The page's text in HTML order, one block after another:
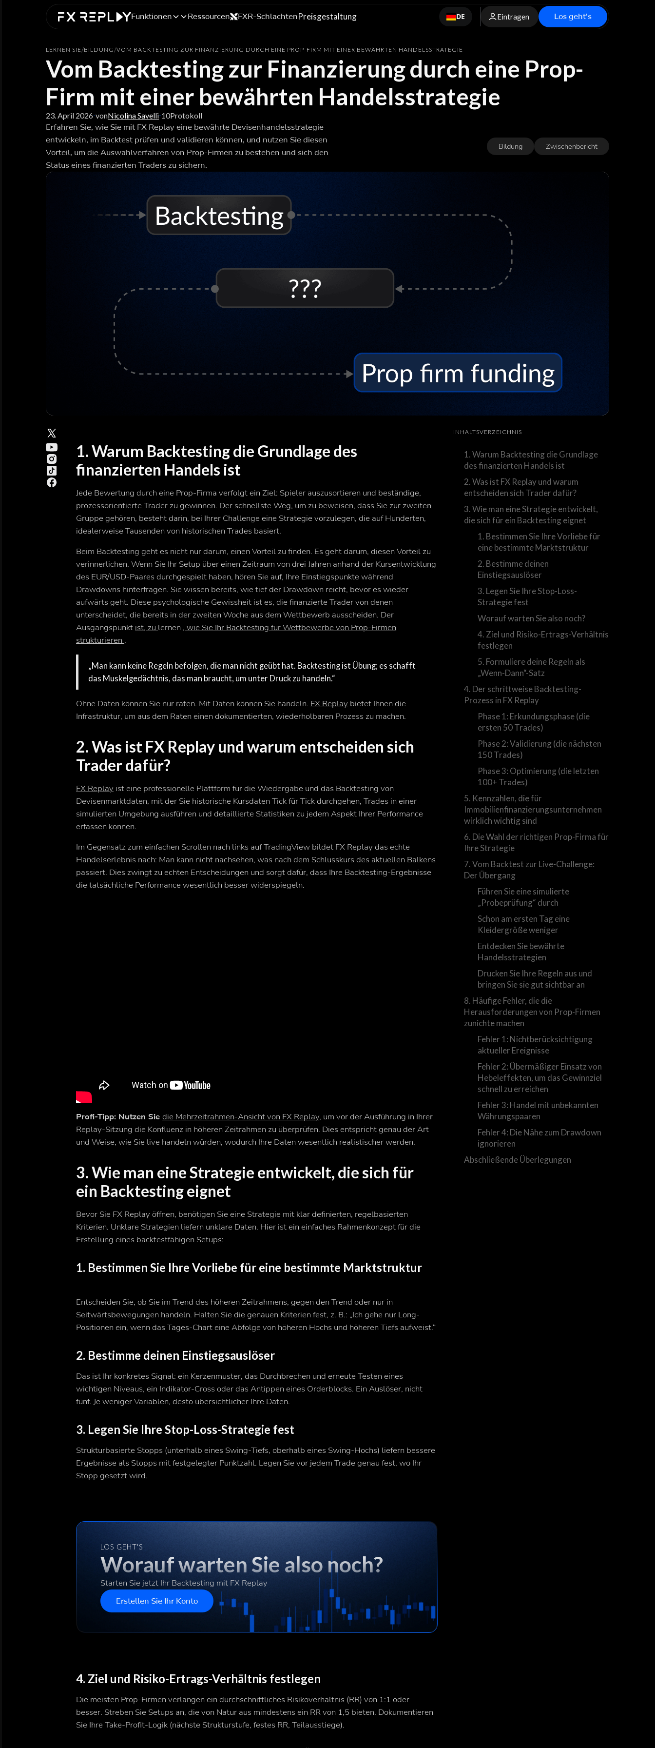
Funktionen Ressourcen FXR-SchlachtenPreisgestaltung DE Eintragen Los geht's
LERNEN SIE/BILDUNG/VOM BACKTESTING ZUR FINANZIERUNG DURCH EINE PROP-FIRM MIT EINER BEWÄHRTEN HANDELSSTRATEGIE
Vom Backtesting zur Finanzierung durch eine Prop-
Firm mit einer bewährten Handelsstrategie
23. April 2026-vonNicolina Savelli-10Protokoll
Erfahren Sie, wie Sie mit FX Replay eine bewährte Devisenhandelsstrategie
entwickeln, im Backtest prüfen und validieren können, und nutzen Sie diesen
Vorteil, um die Auswahlverfahren von Prop-Firmen zu bestehen und sich den
Status eines finanzierten Traders zu sichern.
Bildung Zwischenbericht
1. Warum Backtesting die Grundlage des
finanzierten Handels ist
Jede Bewertung durch eine Prop-Firma verfolgt ein Ziel: Spieler auszusortieren und beständige,
prozessorientierte Trader zu gewinnen. Der schnellste Weg, um zu beweisen, dass Sie zur zweiten
Gruppe gehören, besteht darin, bei Ihrer Challenge eine Strategie vorzulegen, die auf Hunderten,
idealerweise Tausenden von historischen Trades basiert.
Beim Backtesting geht es nicht nur darum, einen Vorteil zu finden. Es geht darum, diesen Vorteil zu
verinnerlichen. Wenn Sie Ihr Setup über einen Zeitraum von drei Jahren anhand der Kursentwicklung
des EUR/USD-Paares durchgespielt haben, hören Sie auf, Ihre Einstiegspunkte während
Drawdowns hinterfragen. Sie wissen bereits, wie tief der Drawdown reicht, bevor es wieder
aufwärts geht. Diese psychologische Gewissheit ist es, die finanzierte Trader von denen
unterscheidet, die bereits in der zweiten Woche aus dem Wettbewerb ausscheiden. Der
Ausgangspunkt ist, zu lernen , wie Sie Ihr Backtesting für Wettbewerbe von Prop-Firmen
strukturieren .
„Man kann keine Regeln befolgen, die man nicht geübt hat. Backtesting ist Übung; es schafft
das Muskelgedächtnis, das man braucht, um unter Druck zu handeln.“
Ohne Daten können Sie nur raten. Mit Daten können Sie handeln. FX Replay bietet Ihnen die
Infrastruktur, um aus dem Raten einen dokumentierten, wiederholbaren Prozess zu machen.
2. Was ist FX Replay und warum entscheiden sich
Trader dafür?
FX Replay ist eine professionelle Plattform für die Wiedergabe und das Backtesting von
Devisenmarktdaten, mit der Sie historische Kursdaten Tick für Tick durchgehen, Trades in einer
simulierten Umgebung ausführen und detaillierte Statistiken zu jedem Aspekt Ihrer Performance
erfassen können.
Im Gegensatz zum einfachen Scrollen nach links auf TradingView bildet FX Replay das echte
Handelserlebnis nach: Man kann nicht nachsehen, was nach dem Schlusskurs des aktuellen Balkens
passiert. Dies zwingt zu echten Entscheidungen und sorgt dafür, dass Ihre Backtesting-Ergebnisse
die tatsächliche Performance wesentlich besser widerspiegeln.
Profi-Tipp: Nutzen Siedie Mehrzeitrahmen-Ansicht von FX Replay, um vor der Ausführung in Ihrer
Replay-Sitzung die Konfluenz in höheren Zeitrahmen zu überprüfen. Dies entspricht genau der Art
und Weise, wie Sie live handeln würden, wodurch Ihre Daten wesentlich realistischer werden.
3. Wie man eine Strategie entwickelt, die sich für
ein Backtesting eignet
Bevor Sie FX Replay öffnen, benötigen Sie eine Strategie mit klar definierten, regelbasierten
Kriterien. Unklare Strategien liefern unklare Daten. Hier ist ein einfaches Rahmenkonzept für die
Erstellung eines backtestfähigen Setups:
1. Bestimmen Sie Ihre Vorliebe für eine bestimmte Marktstruktur
Entscheiden Sie, ob Sie im Trend des höheren Zeitrahmens, gegen den Trend oder nur in
Seitwärtsbewegungen handeln. Halten Sie die genauen Kriterien fest, z. B.: „Ich gehe nur Long-
Positionen ein, wenn das Tages-Chart eine Abfolge von höheren Hochs und höheren Tiefs aufweist.“
2. Bestimme deinen Einstiegsauslöser
Das ist Ihr konkretes Signal: ein Kerzenmuster, das Durchbrechen und erneute Testen eines
wichtigen Niveaus, ein Indikator-Cross oder das Antippen eines Orderblocks. Ein Auslöser, nicht
fünf. Je weniger Variablen, desto übersichtlicher Ihre Daten.
3. Legen Sie Ihre Stop-Loss-Strategie fest
Strukturbasierte Stopps (unterhalb eines Swing-Tiefs, oberhalb eines Swing-Hochs) liefern bessere
Ergebnisse als Stopps mit festgelegter Punktzahl. Legen Sie vor jedem Trade genau fest, wo Ihr
Stopp gesetzt wird.
LOS GEHT'S
Worauf warten Sie also noch?
Starten Sie jetzt Ihr Backtesting mit FX Replay
Erstellen Sie Ihr Konto
4. Ziel und Risiko-Ertrags-Verhältnis festlegen
Die meisten Prop-Firmen verlangen ein durchschnittliches Risikoverhältnis (RR) von 1:1 oder
besser. Streben Sie Setups an, die von Natur aus mindestens ein RR von 1,5 bieten. Dokumentieren
Sie Ihre Take-Profit-Logik (nächste Strukturstufe, festes RR, Teilausstiege).
INHALTSVERZEICHNIS
1. Warum Backtesting die Grundlage
des finanzierten Handels ist
2. Was ist FX Replay und warum
entscheiden sich Trader dafür?
3. Wie man eine Strategie entwickelt,
die sich für ein Backtesting eignet
1. Bestimmen Sie Ihre Vorliebe für
eine bestimmte Marktstruktur
2. Bestimme deinen
Einstiegsauslöser
3. Legen Sie Ihre Stop-Loss-
Strategie fest
Worauf warten Sie also noch?
4. Ziel und Risiko-Ertrags-Verhältnis
festlegen
5. Formuliere deine Regeln als
„Wenn-Dann“-Satz
4. Der schrittweise Backtesting-
Prozess in FX Replay
Phase 1: Erkundungsphase (die
ersten 50 Trades)
Phase 2: Validierung (die nächsten
150 Trades)
Phase 3: Optimierung (die letzten
100+ Trades)
5. Kennzahlen, die für
Immobilienfinanzierungsunternehmen
wirklich wichtig sind
6. Die Wahl der richtigen Prop-Firma für
Ihre Strategie
7. Vom Backtest zur Live-Challenge:
Der Übergang
Führen Sie eine simulierte
„Probeprüfung“ durch
Schon am ersten Tag eine
Kleidergröße weniger
Entdecken Sie bewährte
Handelsstrategien
Drucken Sie Ihre Regeln aus und
bringen Sie sie gut sichtbar an
8. Häufige Fehler, die die
Herausforderungen von Prop-Firmen
zunichte machen
Fehler 1: Nichtberücksichtigung
aktueller Ereignisse
Fehler 2: Übermäßiger Einsatz von
Hebeleffekten, um das Gewinnziel
schnell zu erreichen
Fehler 3: Handel mit unbekannten
Währungspaaren
Fehler 4: Die Nähe zum Drawdown
ignorieren
Abschließende Überlegungen